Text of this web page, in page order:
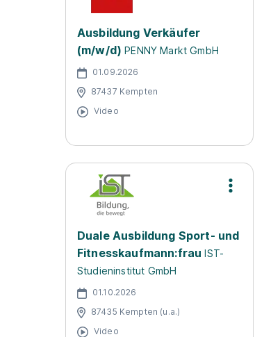
Ausbildung Verkäufer
(m/w/d) PENNY Markt GmbH
01.09.2026
87437 Kempten
Video
Duale Ausbildung Sport- und
Fitnesskaufmann:frau IST-
Studieninstitut GmbH
01.10.2026
87435 Kempten (u.a.)
Video